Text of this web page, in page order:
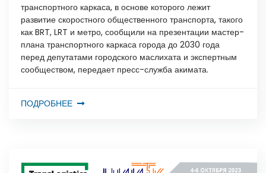
транспортного каркаса, в основе которого лежит
развитие скоростного общественного транспорта, такого
как BRT, LRT и метро, сообщили на презентации мастер-
плана транспортного каркаса города до 2030 года
перед депутатами городского маслихата и экспертным
сообществом, передает пресс-служба акимата.
ПОДРОБНЕЕ